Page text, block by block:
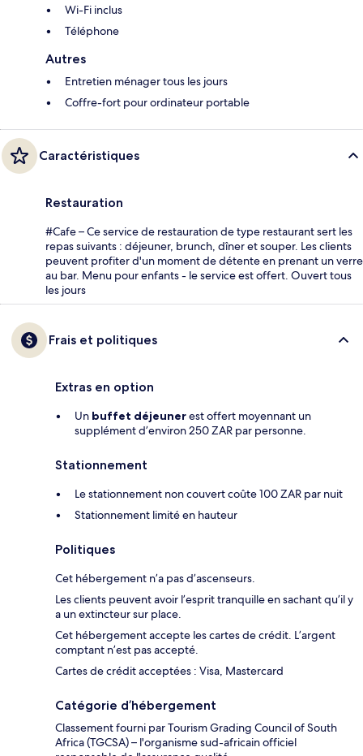
Wi-Fi inclus
Téléphone
Autres
Entretien ménager tous les jours
Coffre-fort pour ordinateur portable
Caractéristiques
Restauration
#Cafe – Ce service de restauration de type restaurant sert les
repas suivants : déjeuner, brunch, dîner et souper. Les clients
peuvent profiter d'un moment de détente en prenant un verre
au bar. Menu pour enfants - le service est offert. Ouvert tous
les jours
Frais et politiques
Extras en option
Un buffet déjeunerest offert moyennant un
supplément d’environ 250 ZAR par personne.
Stationnement
Le stationnement non couvert coûte 100 ZAR par nuit
Stationnement limité en hauteur
Politiques
Cet hébergement n’a pas d’ascenseurs.
Les clients peuvent avoir l’esprit tranquille en sachant qu’il y
a un extincteur sur place.
Cet hébergement accepte les cartes de crédit. L’argent
comptant n’est pas accepté.
Cartes de crédit acceptées : Visa, Mastercard
Catégorie d’hébergement
Classement fourni par Tourism Grading Council of South
Africa (TGCSA) – l'organisme sud-africain officiel